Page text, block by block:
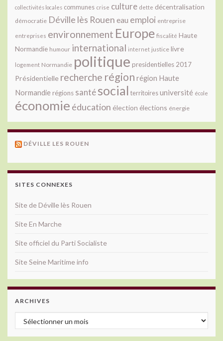
collectivités locales communes crise culture dette décentralisation
démocratie Déville lès Rouen eau emploi entreprise
entreprises environnement Europe fiscalité Haute
Normandie humour international internet justice livre
logement Normandie politique presidentielles 2017
Présidentielle recherche région région Haute
Normandie régions santésocial territoiresuniversité école
économie éducation élection élections énergie
DÉVILLE LES ROUEN
SITES CONNEXES
Site de Déville lès Rouen
Site En Marche
Site officiel du Parti Socialiste
Site Seine Maritime info
ARCHIVES
Archives